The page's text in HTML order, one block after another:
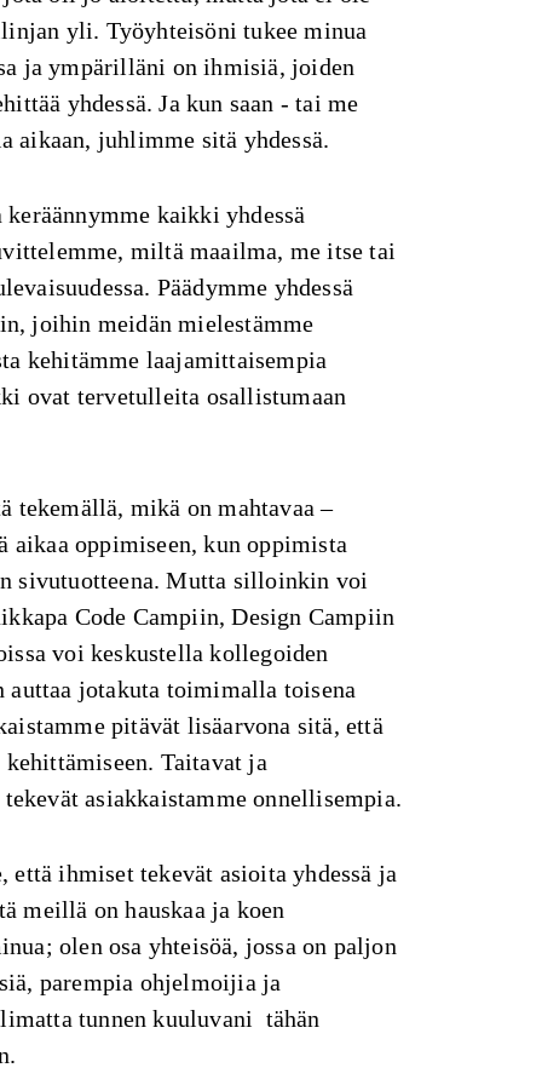
yli. Työyhteisöni tukee minua
ja ympärilläni on ihmisiä, joiden
yhdessä. Ja kun saan - tai me
aikaan, juhlimme sitä yhdessä.
kaikki yhdessä
miltä maailma, me itse tai
Päädymme yhdessä
joihin meidän mielestämme
kehitämme laajamittaisempia
ovat tervetulleita osallistumaan
tekemällä, mikä on mahtavaa –
oppimiseen, kun oppimista
sivutuotteena. Mutta silloinkin voi
Code Campiin, Design Campiin
voi keskustella kollegoiden
auttaa jotakuta toimimalla toisena
pitävät lisäarvona sitä, että
Taitavat ja
asiakkaistamme onnellisempia.
että ihmiset tekevät asioita yhdessä ja
meillä on hauskaa ja koen
olen osa yhteisöä, jossa on paljon
parempia ohjelmoijia ja
tunnen kuuluvani tähän